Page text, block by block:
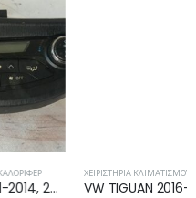
ΧΕΙΡΙΣΤΉΡΙΑ ΚΛΙΜΑΤΙΣΜΟΎ ΚΑΛΟΡΙΦΈΡ
VW TIGUAN 2016-2020 ΧΕΙΡΙΣΤΗΡΙΟ ΚΑΛΟΡΙΦΕΡ ΚΛΙΜΑΤΙΣΜΟΥ 5NA907044F